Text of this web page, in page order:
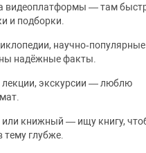
видеоплатформы — там
и подборки.
научно‑популярные
надёжные факты.
лекции, экскурсии — люблю
или книжный — ищу книгу,
тему глубже.